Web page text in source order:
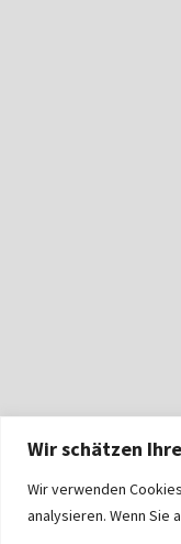
Wir schätzen
Wir verwenden
analysieren. Wenn Sie